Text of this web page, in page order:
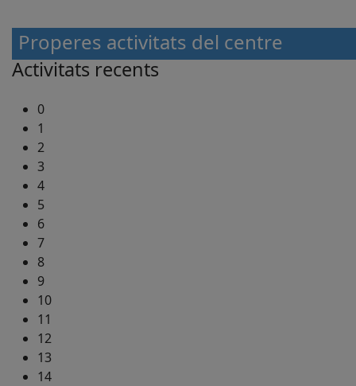
Properes activitats del centre
Activitats recents
0
1
2
3
4
5
6
7
8
9
10
11
12
13
14